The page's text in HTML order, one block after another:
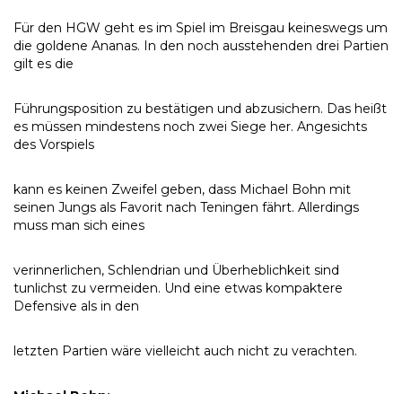
Für den HGW geht es im Spiel im Breisgau keineswegs um
die goldene Ananas. In den noch ausstehenden drei Partien
gilt es die
Führungsposition zu bestätigen und abzusichern. Das heißt
es müssen mindestens noch zwei Siege her. Angesichts
des Vorspiels
kann es keinen Zweifel geben, dass Michael Bohn mit
seinen Jungs als Favorit nach Teningen fährt. Allerdings
muss man sich eines
verinnerlichen, Schlendrian und Überheblichkeit sind
tunlichst zu vermeiden. Und eine etwas kompaktere
Defensive als in den
letzten Partien wäre vielleicht auch nicht zu verachten.